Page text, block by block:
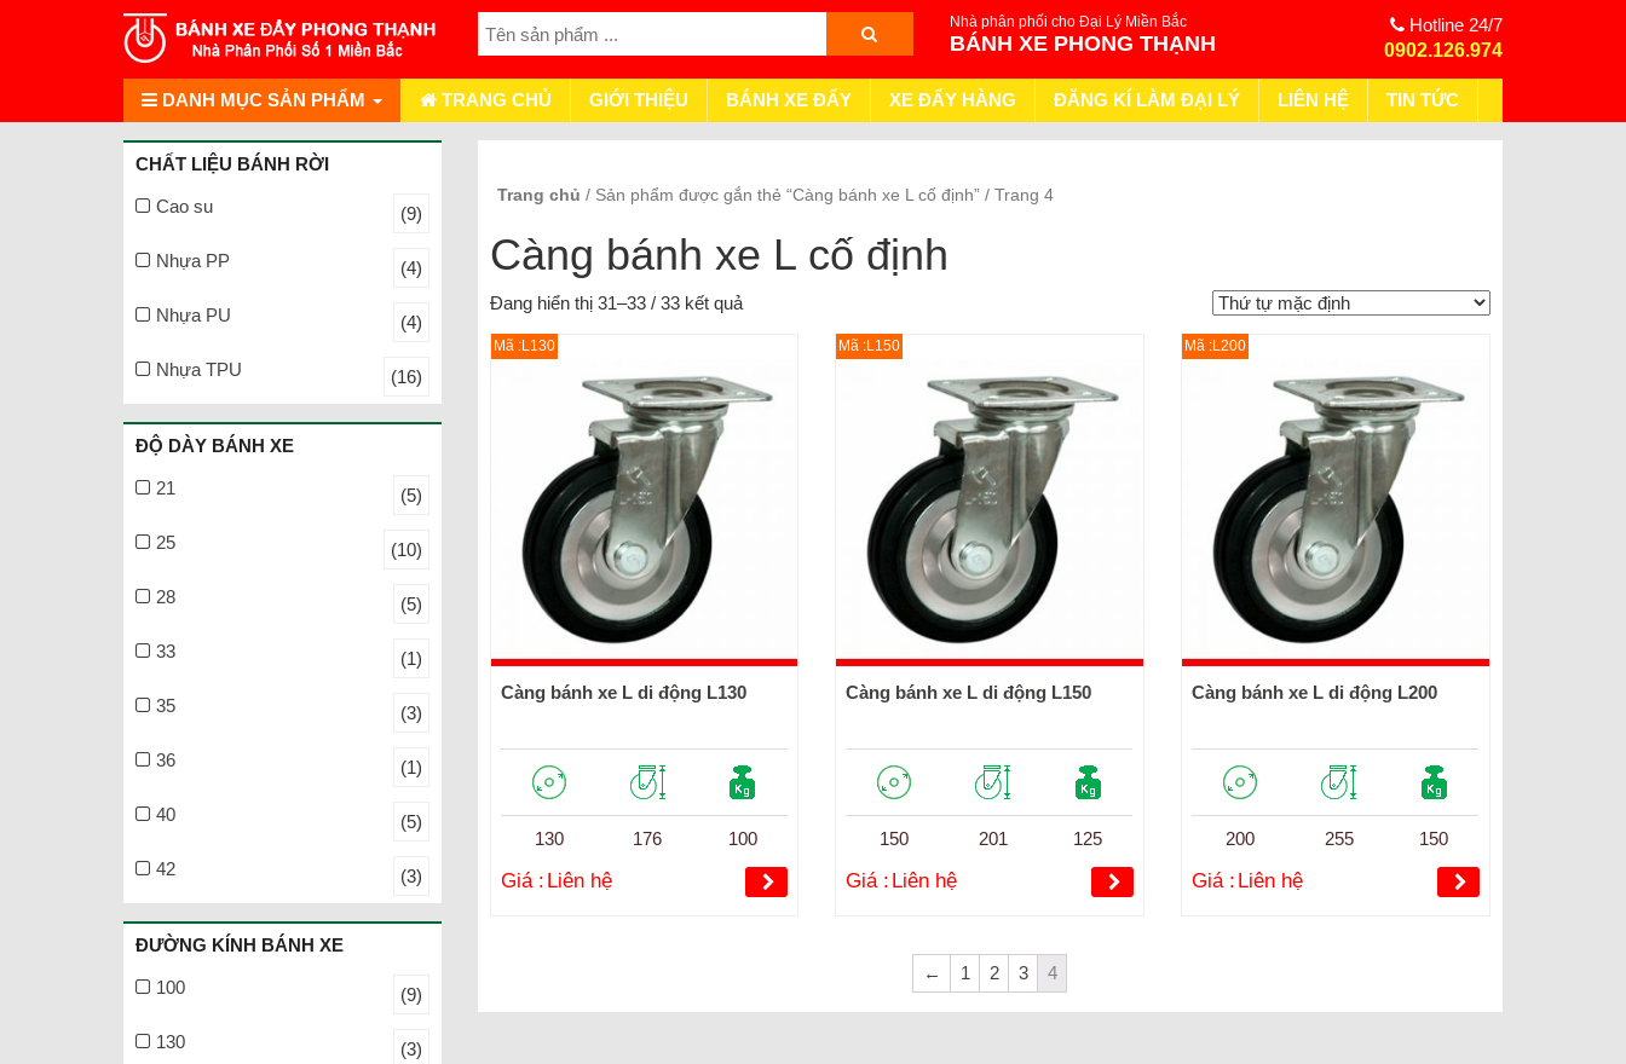
Nhà phân phối cho Đại Lý Miền Bắc
BÁNH XE PHONG THẠNH
Hotline 24/7
0902.126.974
DANH MỤC SẢN PHẨM TRANG CHỦ GIỚI THIỆU BÁNH XE ĐẨY XE ĐẨY HÀNG ĐĂNG KÍ LÀM ĐẠI LÝ LIÊN HỆ TIN TỨC
CHẤT LIỆU BÁNH RỜI
Cao su (9)
Nhựa PP (4)
Nhựa PU (4)
Nhựa TPU (16)
ĐỘ DÀY BÁNH XE
21 (5)
25 (10)
28 (5)
33 (1)
35 (3)
36 (1)
40 (5)
42 (3)
ĐƯỜNG KÍNH BÁNH XE
100 (9)
130 (3)
Trang chủ / Sản phẩm được gắn thẻ “Càng bánh xe L cố định” / Trang 4
Càng bánh xe L cố định
Đang hiển thị 31–33 / 33 kết quả
Mã :L130
Càng bánh xe L di động L130
130 176 100
Giá : Liên hệ
Mã :L150
Càng bánh xe L di động L150
150 201 125
Giá : Liên hệ
Mã :L200
Càng bánh xe L di động L200
200 255 150
Giá : Liên hệ
← 1 2 3 4